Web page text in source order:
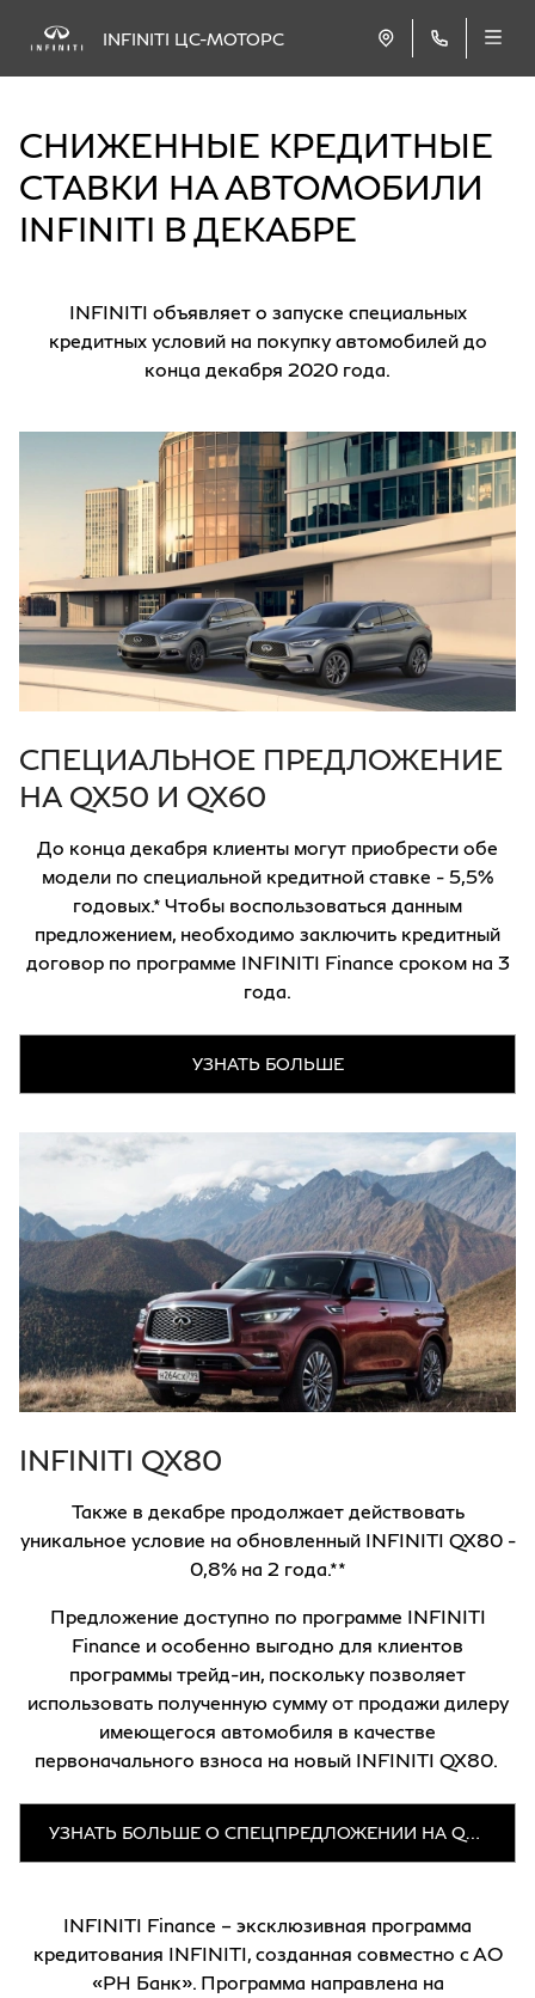
INFINITI ЦС-МОТОРС
СНИЖЕННЫЕ КРЕДИТНЫЕ
СТАВКИ НА АВТОМОБИЛИ
INFINITI В ДЕКАБРЕ
INFINITI объявляет о запуске специальных
кредитных условий на покупку автомобилей до
конца декабря 2020 года.
СПЕЦИАЛЬНОЕ ПРЕДЛОЖЕНИЕ
НА QX50 И QX60
До конца декабря клиенты могут приобрести обе
модели по специальной кредитной ставке - 5,5%
годовых.* Чтобы воспользоваться данным
предложением, необходимо заключить кредитный
договор по программе INFINITI Finance сроком на 3
года.
УЗНАТЬ БОЛЬШЕ
INFINITI QX80
Также в декабре продолжает действовать
уникальное условие на обновленный INFINITI QX80 -
0,8% на 2 года.**
Предложение доступно по программе INFINITI
Finance и особенно выгодно для клиентов
программы трейд-ин, поскольку позволяет
использовать полученную сумму от продажи дилеру
имеющегося автомобиля в качестве
первоначального взноса на новый INFINITI QX80.
УЗНАТЬ БОЛЬШЕ О СПЕЦПРЕДЛОЖЕНИИ НА QX80
INFINITI Finance – эксклюзивная программа
кредитования INFINITI, созданная совместно с АО
«РН Банк». Программа направлена на